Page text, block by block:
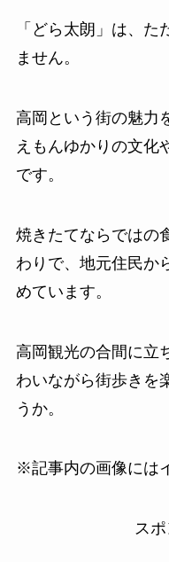
「どら太朗」は、
ません。
高岡という街の魅力
えもんゆかりの文化
です。
焼きたてならではの
わりで、地元住民か
めています。
高岡観光の合間に立
わいながら街歩きを
うか。
※記事内の画像には
ス